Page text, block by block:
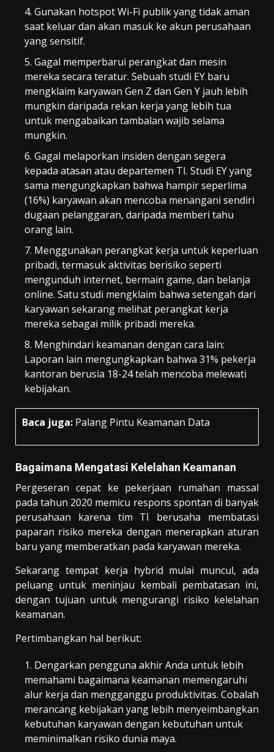
Gunakan hotspot Wi-Fi publik yang tidak aman
saat keluar dan akan masuk ke akun perusahaan
yang sensitif.
Gagal memperbarui perangkat dan mesin
mereka secara teratur. Sebuah studi EY baru
mengklaim karyawan Gen Z dan Gen Y jauh lebih
mungkin daripada rekan kerja yang lebih tua
untuk mengabaikan tambalan wajib selama
mungkin.
Gagal melaporkan insiden dengan segera
kepada atasan atau departemen TI. Studi EY yang
sama mengungkapkan bahwa hampir seperlima
(16%) karyawan akan mencoba menangani sendiri
dugaan pelanggaran, daripada memberi tahu
orang lain.
Menggunakan perangkat kerja untuk keperluan
pribadi, termasuk aktivitas berisiko seperti
mengunduh internet, bermain game, dan belanja
online. Satu studi mengklaim bahwa setengah dari
karyawan sekarang melihat perangkat kerja
mereka sebagai milik pribadi mereka.
Menghindari keamanan dengan cara lain:
Laporan lain mengungkapkan bahwa 31% pekerja
kantoran berusia 18-24 telah mencoba melewati
kebijakan.
Baca juga: Palang Pintu Keamanan Data
Bagaimana Mengatasi Kelelahan Keamanan
Pergeseran cepat ke pekerjaan rumahan massal
pada tahun 2020 memicu respons spontan di banyak
perusahaan karena tim TI berusaha membatasi
paparan risiko mereka dengan menerapkan aturan
baru yang memberatkan pada karyawan mereka.
Sekarang tempat kerja hybrid mulai muncul, ada
peluang untuk meninjau kembali pembatasan ini,
dengan tujuan untuk mengurangi risiko kelelahan
keamanan.
Pertimbangkan hal berikut:
Dengarkan pengguna akhir Anda untuk lebih
memahami bagaimana keamanan memengaruhi
alur kerja dan mengganggu produktivitas. Cobalah
merancang kebijakan yang lebih menyeimbangkan
kebutuhan karyawan dengan kebutuhan untuk
meminimalkan risiko dunia maya.